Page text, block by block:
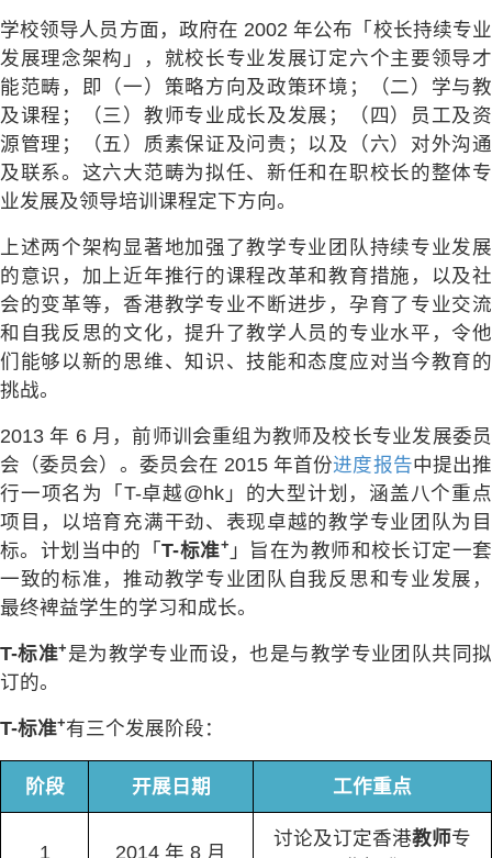
学校领导人员方面，政府在 2002 年公布「校长持续专业
发展理念架构」，就校长专业发展订定六个主要领导才
能范畴，即（一）策略方向及政策环境；（二）学与教
及课程；（三）教师专业成长及发展；（四）员工及资
源管理；（五）质素保证及问责；以及（六）对外沟通
及联系。这六大范畴为拟任、新任和在职校长的整体专
业发展及领导培训课程定下方向。
上述两个架构显著地加强了教学专业团队持续专业发展
的意识，加上近年推行的课程改革和教育措施，以及社
会的变革等，香港教学专业不断进步，孕育了专业交流
和自我反思的文化，提升了教学人员的专业水平，令他
们能够以新的思维、知识、技能和态度应对当今教育的
挑战。
2013 年 6 月，前师训会重组为教师及校长专业发展委员
会（委员会）。委员会在 2015 年首份进度报告中提出推
行一项名为「T-卓越@hk」的大型计划，涵盖八个重点
项目，以培育充满干劲、表现卓越的教学专业团队为目
标。计划当中的「T-标准+ 」旨在为教师和校长订定一套
一致的标准，推动教学专业团队自我反思和专业发展，
最终裨益学生的学习和成长。
T-标准+ 是为教学专业而设，也是与教学专业团队共同拟
订的。
T-标准+有三个发展阶段：
阶段 开展日期 工作重点
1 2014 年 8 月
讨论及订定香港教师专